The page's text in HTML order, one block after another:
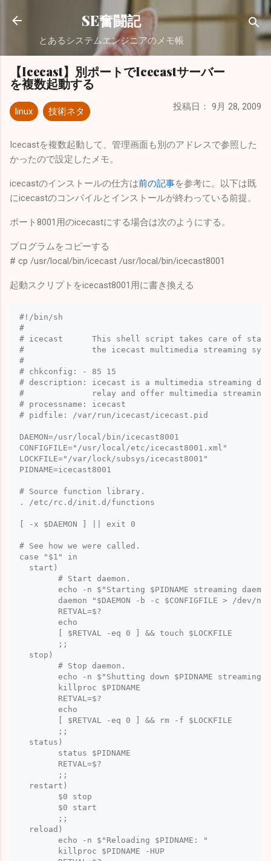
スキップしてメイン コンテンツに移動
SE奮闘記
とあるシステムエンジニアのメモ帳
【Icecast】別ポートでIcecastサーバー
を複数起動する
linux 技術ネタ 投稿日： 9月 28, 2009
Icecastを複数起動して、管理画面も別のアドレスで参照した
かったので設定したメモ。
icecastのインストールの仕方は前の記事を参考に。以下は既
にicecastのコンパイルとインストールが終わっている前提。
ポート8001用のicecastにする場合は次のようにする。
プログラムをコピーする
# cp /usr/local/bin/icecast /usr/local/bin/icecast8001
起動スクリプトをicecast8001用に書き換える
#!/bin/sh
#
# icecast      This shell script takes care of
#              the icecast multimedia streaming
#
# chkconfig: - 85 15
# description: icecast is a multimedia streaming
#              relay and offer multimedia streaming
# processname: icecast
# pidfile: /var/run/icecast/icecast.pid
DAEMON=/usr/local/bin/icecast8001
CONFIGFILE="/usr/local/etc/icecast8001.xml"
LOCKFILE="/var/lock/subsys/icecast8001"
PIDNAME=icecast8001
# Source function library.
. /etc/rc.d/init.d/functions
[ -x $DAEMON ] || exit 0
# See how we were called.
case "$1" in
  start)
  stop)
  status)
  restart)
  reload)